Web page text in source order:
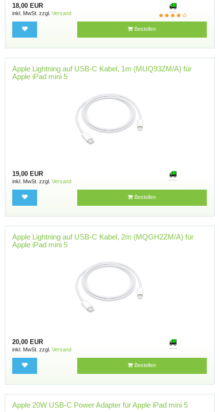
18,00 EUR
inkl. MwSt. zzgl. Versand
Bestellen
Apple Lightning auf USB-C Kabel, 1m (MUQ93ZM/A) für
Apple iPad mini 5
19,00 EUR
inkl. MwSt. zzgl. Versand
Bestellen
Apple Lightning auf USB-C Kabel, 2m (MQGH2ZM/A) für
Apple iPad mini 5
20,00 EUR
inkl. MwSt. zzgl. Versand
Bestellen
Apple 20W USB-C Power Adapter für Apple iPad mini 5